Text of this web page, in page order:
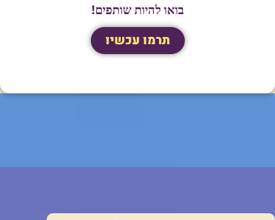
בואו להיות שותפים!
תרמו עכשיו